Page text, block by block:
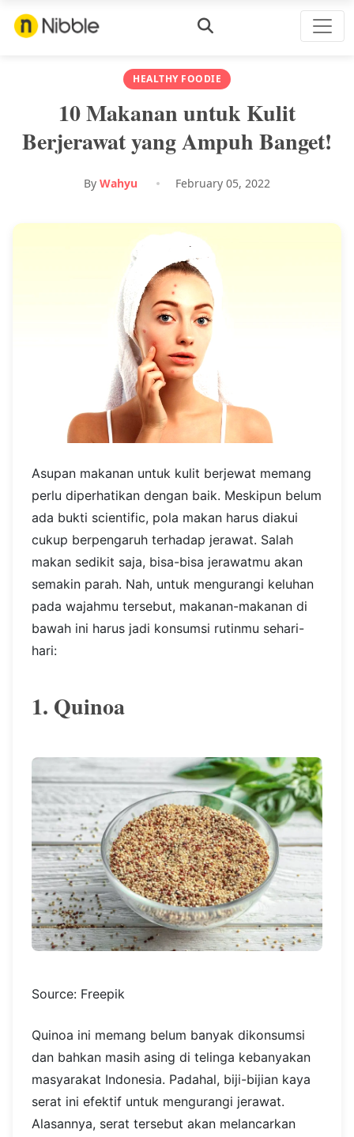
HEALTHY FOODIE
10 Makanan untuk Kulit
Berjerawat yang Ampuh Banget!
By Wahyu February 05, 2022
Asupan makanan untuk kulit berjewat memang
perlu diperhatikan dengan baik. Meskipun belum
ada bukti scientific, pola makan harus diakui
cukup berpengaruh terhadap jerawat. Salah
makan sedikit saja, bisa-bisa jerawatmu akan
semakin parah. Nah, untuk mengurangi keluhan
pada wajahmu tersebut, makanan-makanan di
bawah ini harus jadi konsumsi rutinmu sehari-
hari:
1. Quinoa
Source: Freepik
Quinoa ini memang belum banyak dikonsumsi
dan bahkan masih asing di telinga kebanyakan
masyarakat Indonesia. Padahal, biji-bijian kaya
serat ini efektif untuk mengurangi jerawat.
Alasannya, serat tersebut akan melancarkan